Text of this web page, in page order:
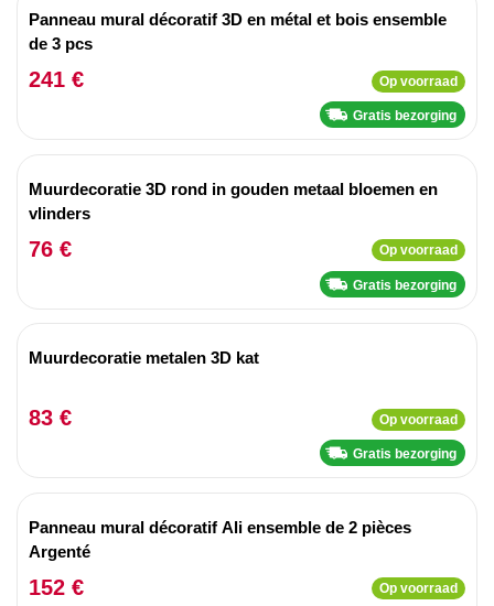
Panneau mural décoratif 3D en métal et bois ensemble
de 3 pcs
241 € Op voorraad
Gratis bezorging
Muurdecoratie 3D rond in gouden metaal bloemen en
vlinders
76 € Op voorraad
Gratis bezorging
Muurdecoratie metalen 3D kat
83 € Op voorraad
Gratis bezorging
Panneau mural décoratif Ali ensemble de 2 pièces
Argenté
152 € Op voorraad